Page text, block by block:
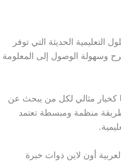
التعليمية الحديثة التي توفر
وسهولة الوصول إلى المعلومة
كخيار مثالي لكل من يبحث عن
منظمة ومبسطة تعتمد
أون لاين ذوات خبرة